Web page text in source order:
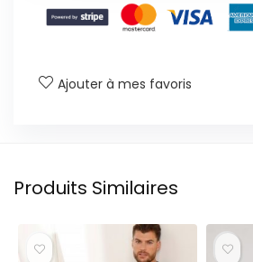
Ajouter à mes favoris
Produits Similaires